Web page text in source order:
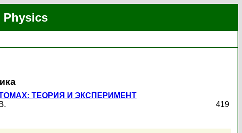
Physics
ТЕОРИЯ И ЭКСПЕРИМЕНТ
419